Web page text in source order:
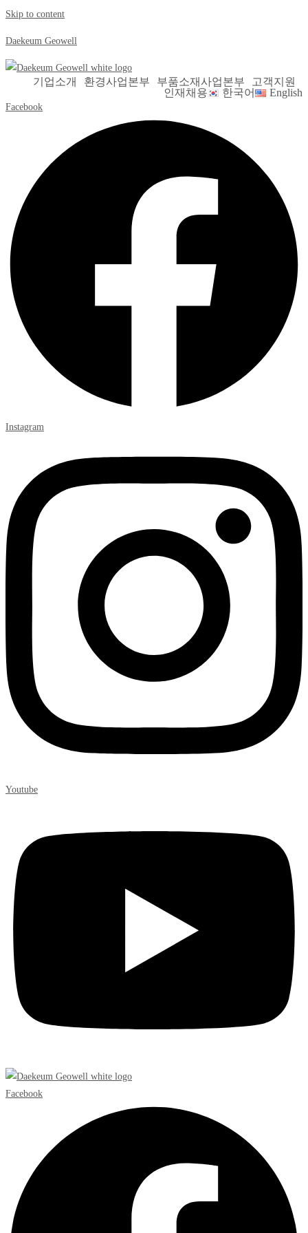
Skip to content
Daekeum Geowell
기업소개 환경사업본부 부품소재사업본부
고객지원
인재채용
한국어 English
Facebook
Instagram
Youtube
Facebook